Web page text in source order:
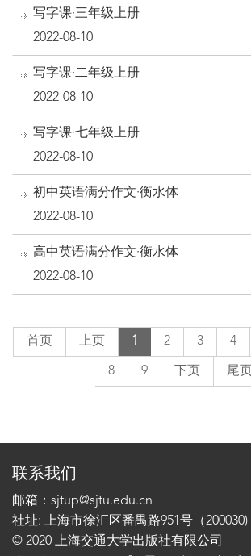
写字课·三年级上册
2022-08-10
写字课·二年级上册
2022-08-10
写字课·七年级上册
2022-08-10
初中英语满分作文·衡水体
2022-08-10
高中英语满分作文·衡水体
2022-08-10
首页 上页 1 2 3 4
8 9 下页 尾页
联系我们
邮箱：sjtup@sjtu.edu.cn
社址: 上海市徐汇区番禺路951号（200030)
© 2020 上海交通大学出版社有限公司